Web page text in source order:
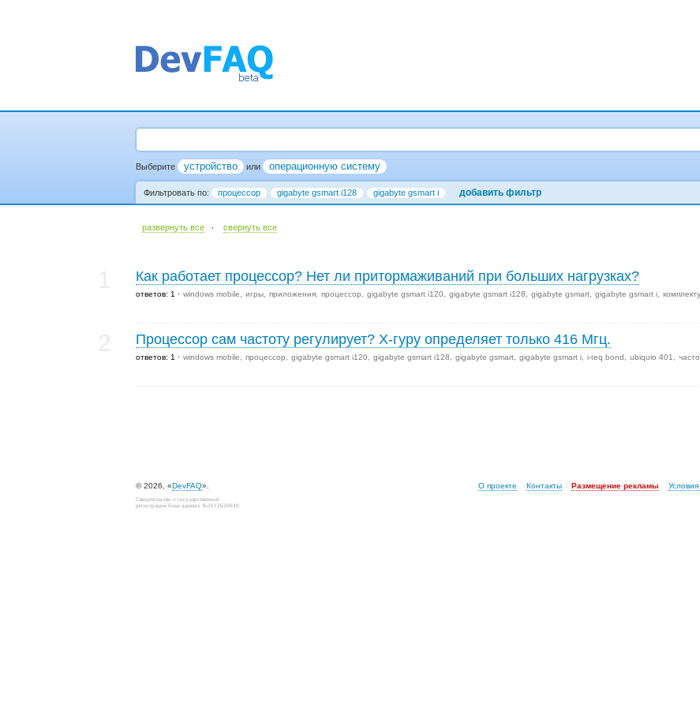
Выберите устройство или операционную систему
Фильтровать по: процессор gigabyte gsmart i128 gigabyte gsmart i добавить фильтр
развернуть все · cвернуть все
Как работает процессор? Нет ли притормаживаний при больших нагрузках?
ответов: 1 windows mobile игры приложения процессор gigabyte gsmart i120 gigabyte gsmart i128 gigabyte gsmart gigabyte gsmart i
Процессор сам частоту регулирует? Х-гуру определяет только 416 Мгц.
ответов: 1 windows mobile процессор gigabyte gsmart i120 gigabyte gsmart i128 gigabyte gsmart gigabyte gsmart i i-teq bond ubiquio 401
© 2026, «DevFAQ». О проекте Контакты Размещение рекламы
Свидетельство о государственной
регистрации базы данных №2012620649.